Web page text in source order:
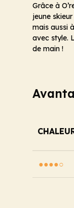
Grâce à
jeune
mais aussi
avec style.
de main !
●●●●○